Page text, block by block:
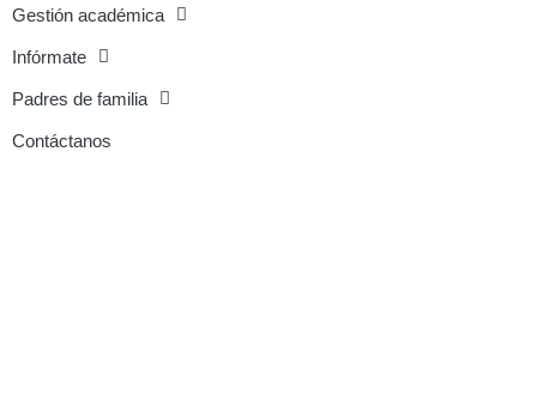
Gestión académica
Infórmate
Padres de familia
Contáctanos